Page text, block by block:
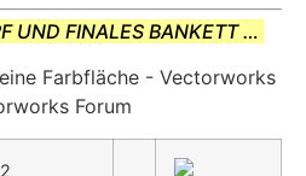
UND FINALES BANKETT …